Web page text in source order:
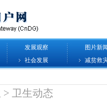
发展观察
图片新
社会发展 减贫救
> 卫生动态